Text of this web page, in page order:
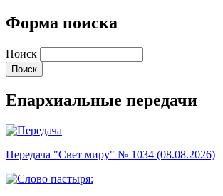
Форма поиска
Поиск
Епархиальные передачи
Передача "Свет миру" № 1034 (08.08.2026)